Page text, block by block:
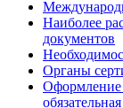
Наиболее
документов
Органы
Оформление